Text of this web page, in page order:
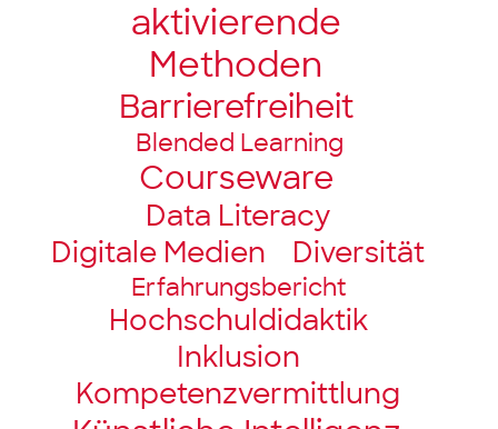
aktivierende
Methoden
Barriere­freiheit
Blended Learning
Courseware
Data Literacy
Digitale Medien
Diversität
Erfahrungsbericht
Hochschul­didaktik
Inklusion
Kompetenz­vermittlung